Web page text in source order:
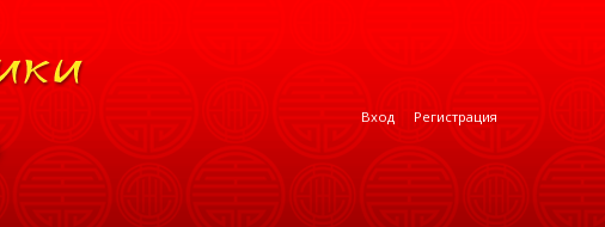
Вход Регистрация